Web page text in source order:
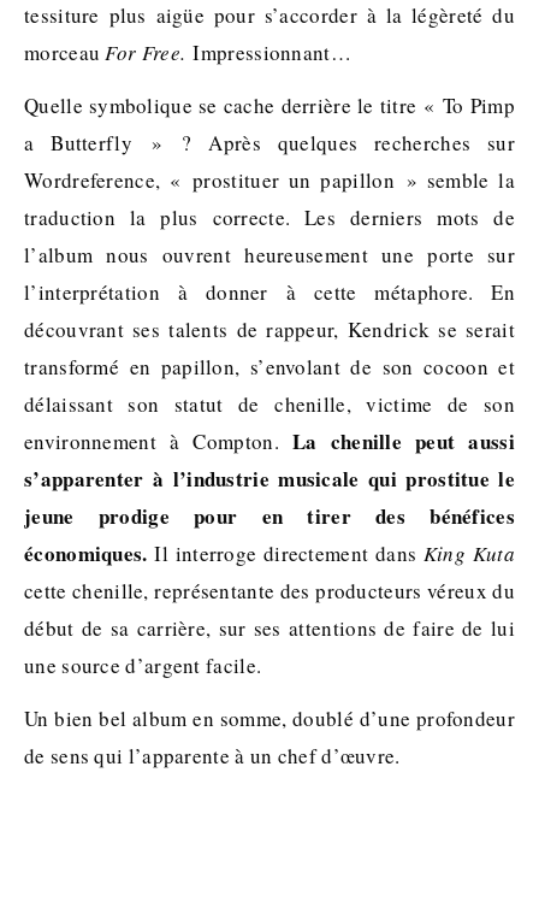
tessiture plus aigüe pour s’accorder à la légèreté du
morceauFor Free.Impressionnant…
Quelle symbolique se cache derrière le titre « To Pimp
a Butterfly » ? Après quelques recherches sur
Wordreference, « prostituer un papillon » semble la
traduction la plus correcte. Les derniers mots de
l’album nous ouvrent heureusement une porte sur
l’interprétation à donner à cette métaphore. En
découvrant ses talents de rappeur, Kendrick se serait
transformé en papillon, s’envolant de son cocoon et
délaissant son statut de chenille, victime de son
environnement à Compton. La chenille peut aussi
s’apparenter à l’industrie musicale qui prostitue le
jeune prodige pour en tirer des bénéfices
économiques. Il interroge directement dans King Kuta
cette chenille, représentante des producteurs véreux du
début de sa carrière, sur ses attentions de faire de lui
une source d’argent facile.
Un bien bel album en somme, doublé d’une profondeur
de sens qui l’apparente à un chef d’œuvre.